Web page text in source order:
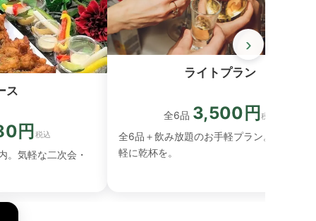
ス
円 税込
。気軽な二次会・
ライトプラン
全6品 3,500円税込
全6品＋飲み放題のお手軽プラン。まずは気
軽に乾杯を。
›